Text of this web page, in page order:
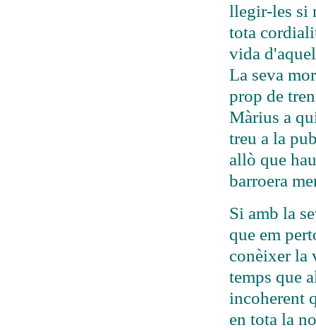
llegir-les si
tota
vida
La seva
prop de
Màrius a
treu a la
allò que
barroera
Si amb la
que em
conèixer la
temps que
incoherent
en tota la